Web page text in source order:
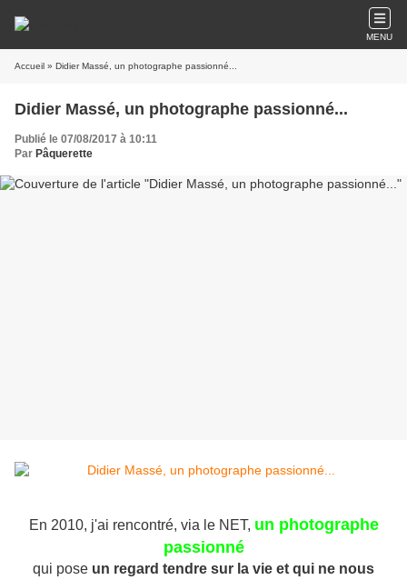
MENU
Accueil » Didier Massé, un photographe passionné...
Didier Massé, un photographe passionné...
Publié le 07/08/2017 à 10:11
Par Pâquerette
En 2010, j'ai rencontré, via le NET, un photographe
passionné
qui pose un regard tendre sur la vie et qui ne nous